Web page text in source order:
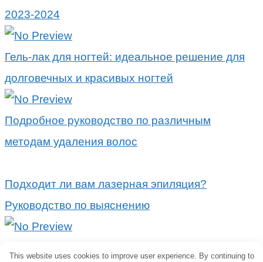
2023-2024
Гель-лак для ногтей: идеальное решение для
долговечных и красивых ногтей
Подробное руководство по различным
методам удаления волос
Подходит ли вам лазерная эпиляция?
Руководство по выяснению
This website uses cookies to improve user experience. By continuing to